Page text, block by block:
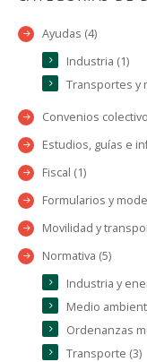
Ayudas (4)
Industria (1)
Transportes y
Convenios
Estudios, guías e
Fiscal (1)
Formularios y
Movilidad y
Normativa (5)
Industria y
Medio
Ordenanzas
Transporte (3)